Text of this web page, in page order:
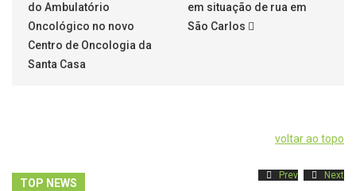
do Ambulatório
Oncológico no novo
Centro de Oncologia da
Santa Casa
em situação de rua em
São Carlos
voltar ao topo
TOP NEWS
Prev Next